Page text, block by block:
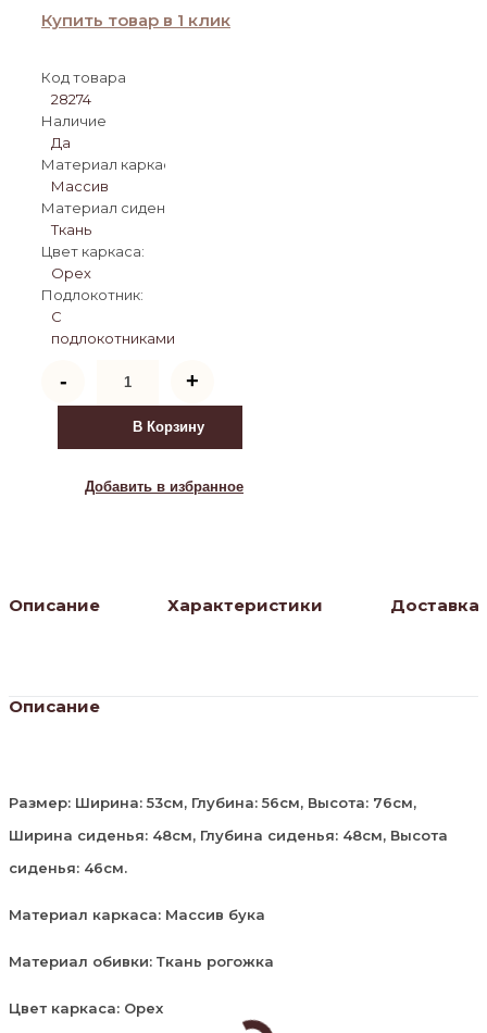
Купить товар в 1 клик
Код товара
28274
Наличие
Да
Материал каркаса:
Массив
Материал сиденья:
Ткань
Цвет каркаса:
Орех
Подлокотник:
С
подлокотниками
-
товара
Деревянный
Невада
тк.
+
В Корзину
Добавить в избранное
Описание Характеристики Доставка
Описание
Размер: Ширина: 53см, Глубина: 56см, Высота: 76см,
Ширина сиденья: 48см, Глубина сиденья: 48см, Высота
сиденья: 46см.
Материал каркаса: Массив бука
Материал обивки: Ткань рогожка
Цвет каркаса: Орех